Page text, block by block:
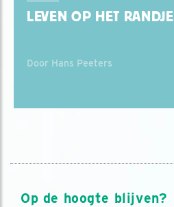
LEVEN OP HET RANDJE
Door Hans Peeters
Op de hoogte blijven?